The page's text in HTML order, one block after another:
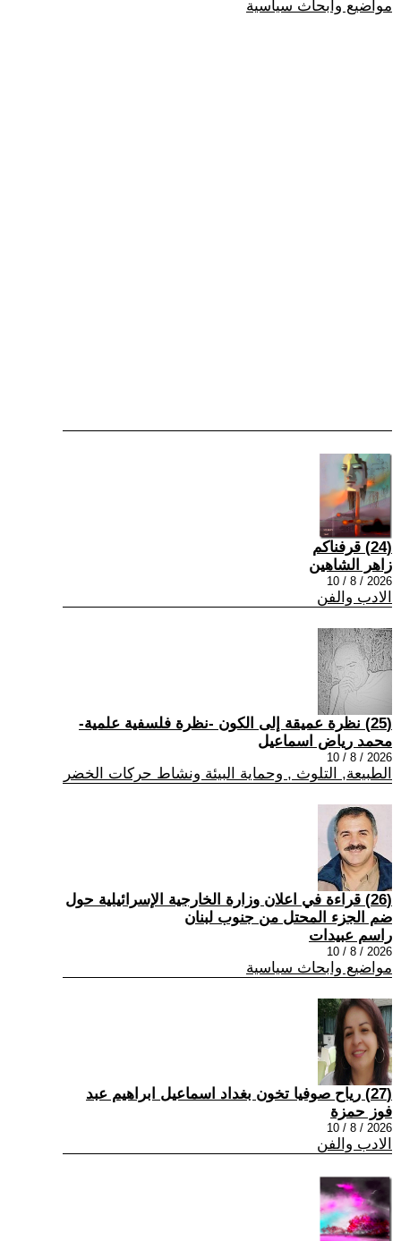
مواضيع وابحاث سياسية
(24) قرفناكم
زاهر الشاهين
2026 / 8 / 10
الادب والفن
(25) نظرة عميقة إلى الكون -نظرة فلسفية علمية-
محمد رياض اسماعيل
2026 / 8 / 10
الطبيعة, التلوث , وحماية البيئة ونشاط حركات الخضر
(26) قراءة في اعلان وزارة الخارجية الإسرائيلية حول
ضم الجزء المحتل من جنوب لبنان
راسم عبيدات
2026 / 8 / 10
مواضيع وابحاث سياسية
(27) رياح صوفيا تخون بغداد اسماعيل ابراهيم عبد
فوز حمزة
2026 / 8 / 10
الادب والفن